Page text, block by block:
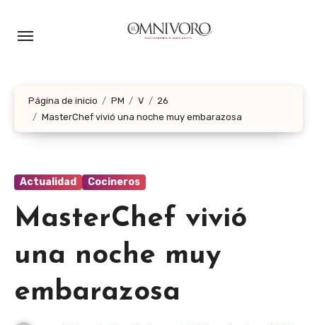
Página de inicio PM V
26
MasterChef vivió una noche muy embarazosa
Actualidad Cocineros
MasterChef vivió
una noche muy
embarazosa